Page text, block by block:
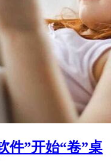
件”开始“卷”桌